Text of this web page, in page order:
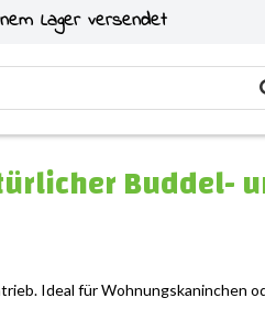
Lager versendet
Buddel-
Ideal für Wohnungskaninchen